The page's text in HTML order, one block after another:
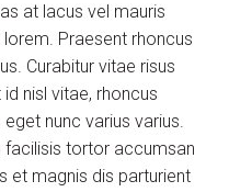
at lacus vel mauris
Praesent rhoncus
Curabitur vitae risus
nisl vitae, rhoncus
nunc varius varius.
facilisis tortor accumsan
et magnis dis parturient